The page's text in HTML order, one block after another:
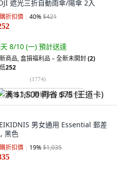
遮光三折自動雨傘/陽傘 2入
折扣價 40%$421
8/10 (一) 預計送達
商品,盒損福利品 – 全新未開封(2)
252
(1774)
满 $1,500 再省 $75 (王道卡)
男女通用 Essential 郵差
黑色
折扣價 19%$1,035